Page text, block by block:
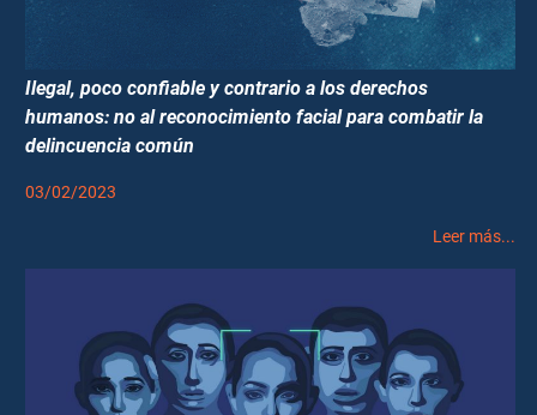
Ilegal, poco confiable y contrario a los derechos
humanos: no al reconocimiento facial para combatir la
delincuencia común
03/02/2023
Leer más...